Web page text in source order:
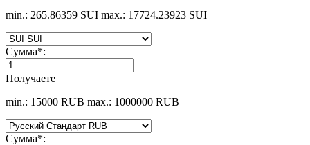
min.: 265.86359 SUI max.: 17724.23923 SUI
Сумма*:
Получаете
min.: 15000 RUB max.: 1000000 RUB
Сумма*: